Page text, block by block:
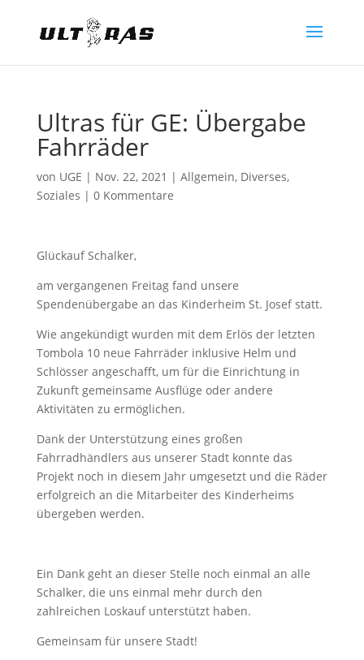
Ultras für GE: Übergabe
Fahrräder
von UGE | Nov. 22, 2021 | Allgemein, Diverses,
Soziales | 0 Kommentare
Glückauf Schalker,
am vergangenen Freitag fand unsere
Spendenübergabe an das Kinderheim St. Josef statt.
Wie angekündigt wurden mit dem Erlös der letzten
Tombola 10 neue Fahrräder inklusive Helm und
Schlösser angeschafft, um für die Einrichtung in
Zukunft gemeinsame Ausflüge oder andere
Aktivitäten zu ermöglichen.
Dank der Unterstützung eines großen
Fahrradhändlers aus unserer Stadt konnte das
Projekt noch in diesem Jahr umgesetzt und die Räder
erfolgreich an die Mitarbeiter des Kinderheims
übergeben werden.
Ein Dank geht an dieser Stelle noch einmal an alle
Schalker, die uns einmal mehr durch den
zahlreichen Loskauf unterstützt haben.
Gemeinsam für unsere Stadt!